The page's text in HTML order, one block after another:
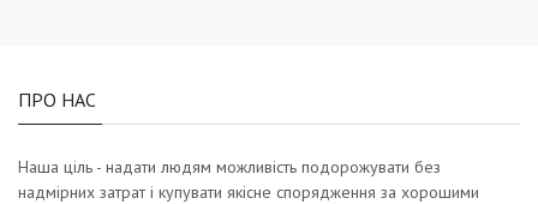
ПРО НАС
Наша ціль - надати людям можливість подорожувати без
надмірних затрат і купувати якісне спорядження за хорошими